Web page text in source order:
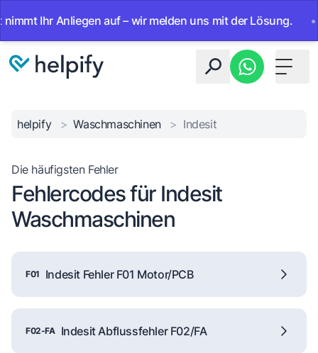
Ihr Anliegen auf – wir melden uns mit der Lösung. •
Toggle
helpify > Waschmaschinen > Indesit
Die häufigsten Fehler
Fehlercodes für Indesit
Waschmaschinen
F01 Indesit Fehler F01 Motor/PCB
F02-FA Indesit Abflussfehler F02/FA